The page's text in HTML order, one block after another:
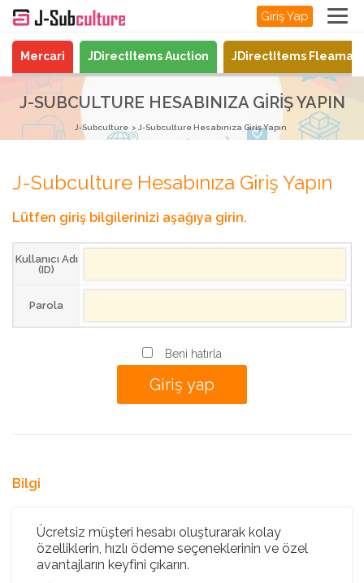
Giriş Yap
Mercari JDirectItems Auction JDirectItems
J-SUBCULTURE HESABINIZA GIRIŞ YAPIN
J-Subculture J-Subculture Hesabınıza Giriş Yapın
J-Subculture Hesabınıza Giriş Yapın
Lütfen giriş bilgilerinizi aşağıya girin.
Kullanıcı Adı
(ID)
Parola
Beni hatırla
Bilgi
Ücretsiz müşteri hesabı oluşturarak kolay
özelliklerin, hızlı ödeme seçeneklerinin ve özel
avantajların keyfini çıkarın.